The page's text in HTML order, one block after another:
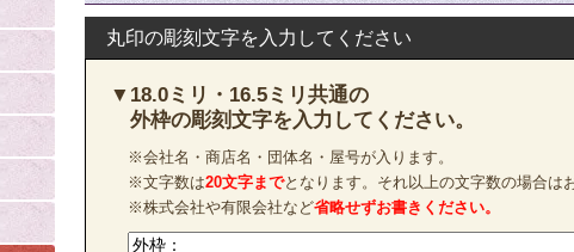
丸印の彫刻文字を入力してください
▼18.0ミリ・16.5ミリ共通の
外枠の彫刻文字を入力してください。
※会社名・商店名・団体名・屋号が入ります。
※文字数は20文字までとなります。それ以上の文字数の場合は
※株式会社や有限会社など省略せずお書きください。